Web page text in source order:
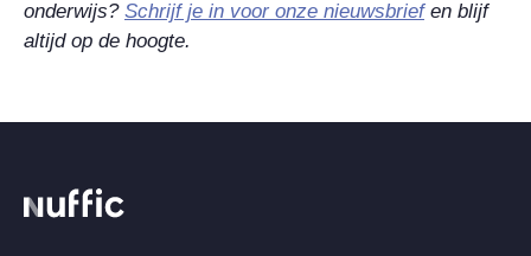
onderwijs? Schrijf je in voor onze nieuwsbriefen blijf
altijd op de hoogte.